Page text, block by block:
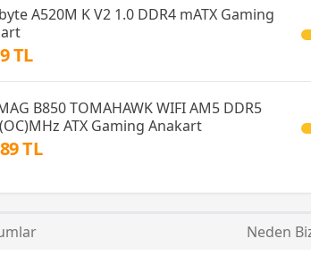
A520M K V2 1.0 DDR4 mATX Gaming
TL
B850 TOMAHAWK WIFI AM5 DDR5
ATX Gaming Anakart
TL
Neden